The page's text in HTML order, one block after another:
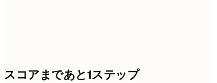
スコアまであと1ステップ